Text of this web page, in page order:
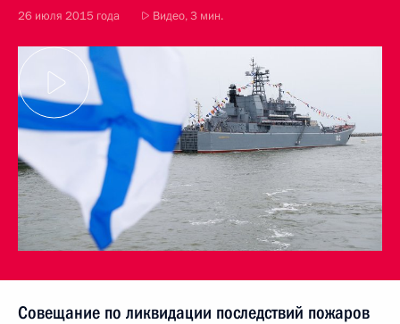
26 июля 2015 года Видео, 3 мин.
Совещание по ликвидации последствий пожаров